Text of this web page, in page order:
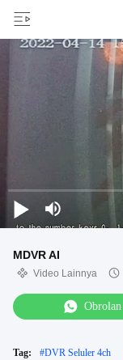
MDVR AI
Video Lainnya
Obrolan
Tag: #DVR Seluler 4ch